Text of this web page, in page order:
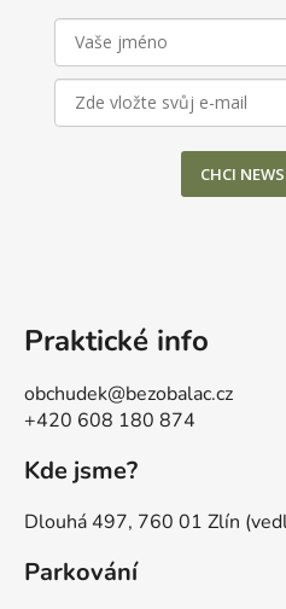
CHCI
Praktické info
obchudek@bezobalac.cz
+420 608 180 874
Kde jsme?
Dlouhá 497, 760 01 Zlín
Parkování